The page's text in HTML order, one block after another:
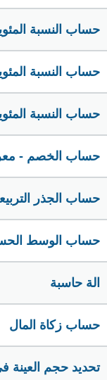
حساب النسبة
حساب النسبة
حساب النسبة
حساب الخصم -
حساب الجذر
حساب الوسط
الة حاسبة
حساب زكاة المال
تحديد حجم العينة